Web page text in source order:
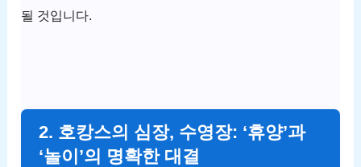
될 것입니다.
2. 호캉스의 심장, 수영장: ‘휴양’과
‘놀이’의 명확한 대결